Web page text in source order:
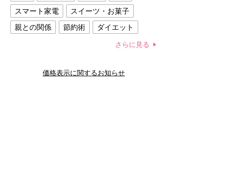
スマート家電
スイーツ・お菓子
親との関係
節約術
ダイエット
夫との関係
新津春子 どか食い
さらに見る
価格表示に関するお知らせ